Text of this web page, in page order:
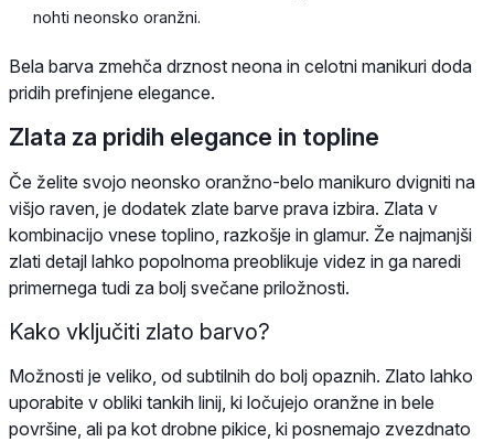
nohti neonsko oranžni.
Bela barva zmehča drznost neona in celotni manikuri doda
pridih prefinjene elegance.
Zlata za pridih elegance in topline
Če želite svojo neonsko oranžno-belo manikuro dvigniti na
višjo raven, je dodatek zlate barve prava izbira. Zlata v
kombinacijo vnese toplino, razkošje in glamur. Že najmanjši
zlati detajl lahko popolnoma preoblikuje videz in ga naredi
primernega tudi za bolj svečane priložnosti.
Kako vključiti zlato barvo?
Možnosti je veliko, od subtilnih do bolj opaznih. Zlato lahko
uporabite v obliki tankih linij, ki ločujejo oranžne in bele
površine, ali pa kot drobne pikice, ki posnemajo zvezdnato